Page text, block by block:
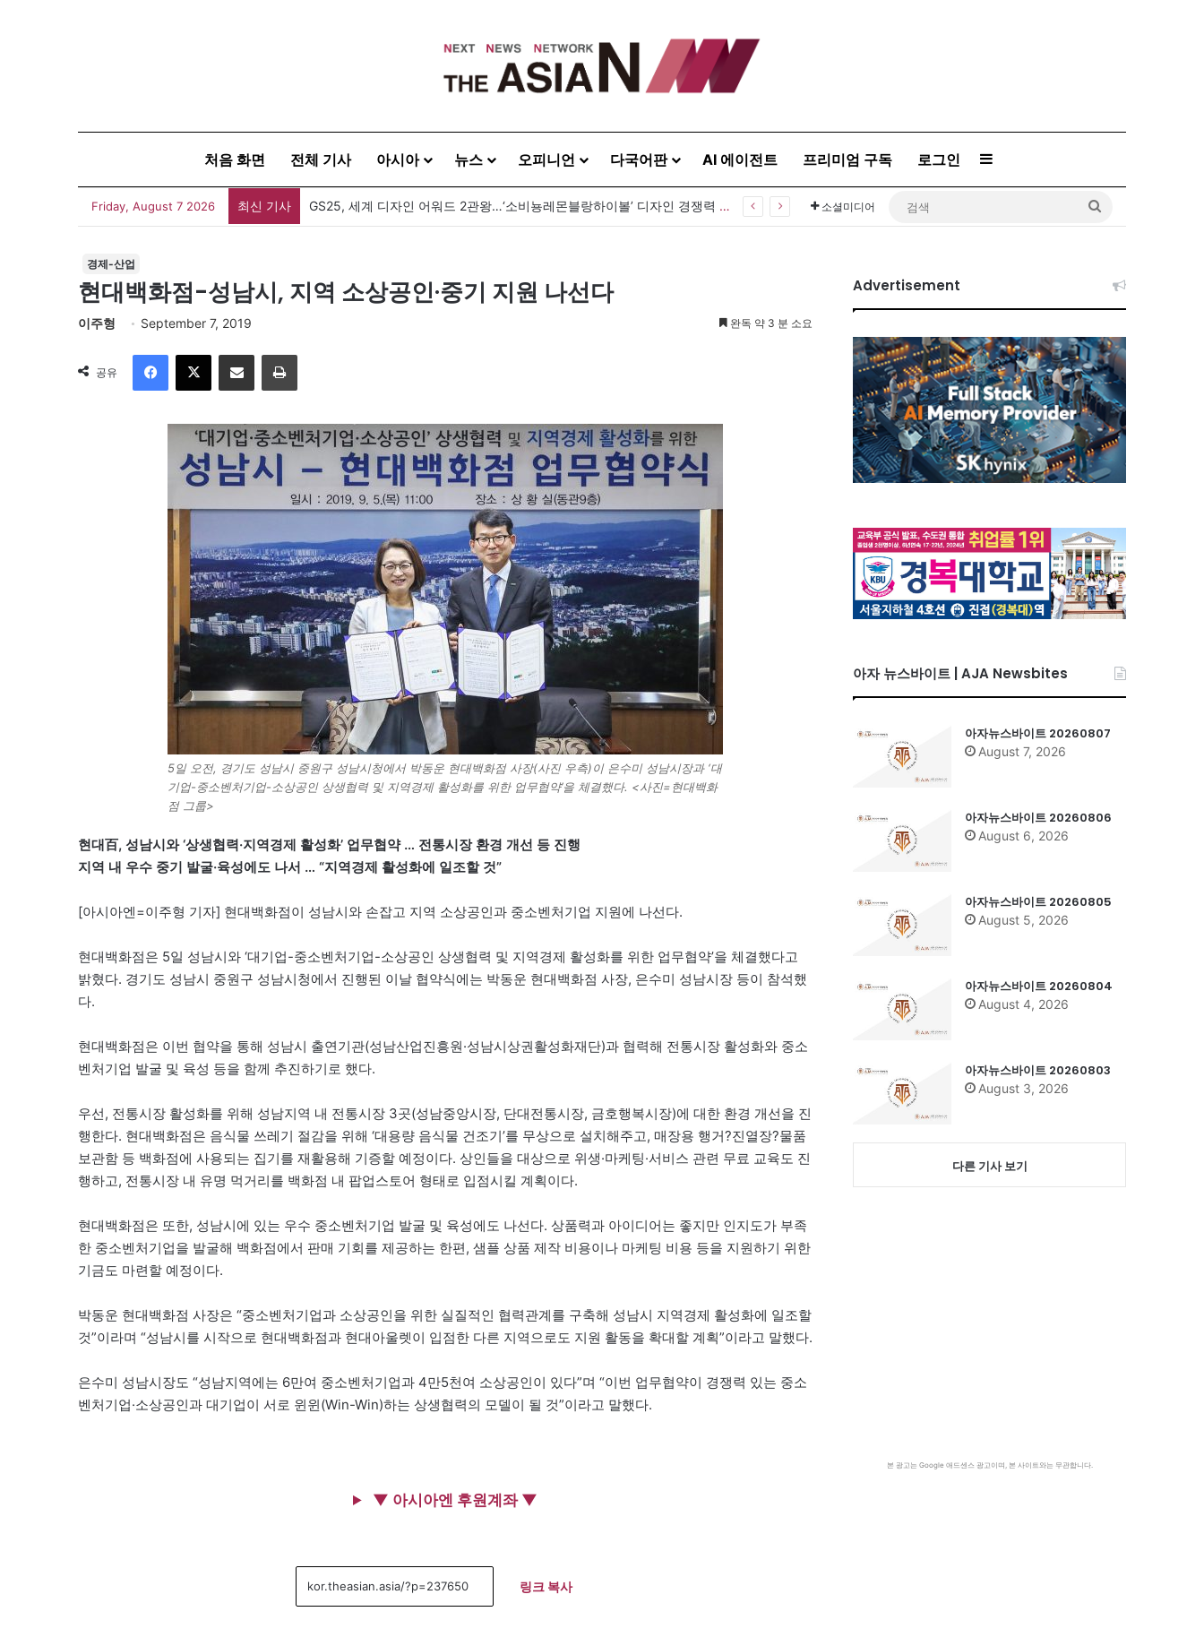
처음 화면 전체 기사 아시아 뉴스 오피니언 다국어판 AI 에이전트 프리미엄 구독 로그인 Sidebar
Friday, August 7 2026 최신 기사 서울시교육청, 9월 1일자 정기인사 단행…교장·교감 등 469명 발령 소셜미디어
경제-산업
현대백화점-성남시, 지역 소상공인·중기 지원 나선다
이주형 September 7, 2019 완독 약 3 분 소요
공유
이메일
5일 오전, 경기도 성남시 중원구 성남시청에서 박동운 현대백화점 사장(사진 우측)이 은수미 성남시장과 ‘대
기업-중소벤처기업-소상공인 상생협력 및 지역경제 활성화를 위한 업무협약’을 체결했다. <사진=현대백화
점 그룹>
현대百, 성남시와 ‘상생협력·지역경제 활성화’ 업무협약 … 전통시장 환경 개선 등 진행
지역 내 우수 중기 발굴·육성에도 나서 … “지역경제 활성화에 일조할 것”
[아시아엔=이주형 기자] 현대백화점이 성남시와 손잡고 지역 소상공인과 중소벤처기업 지원에 나선다.
현대백화점은 5일 성남시와 ‘대기업-중소벤처기업-소상공인 상생협력 및 지역경제 활성화를 위한 업무협약’을 체결했다고
밝혔다. 경기도 성남시 중원구 성남시청에서 진행된 이날 협약식에는 박동운 현대백화점 사장, 은수미 성남시장 등이 참석했
다.
현대백화점은 이번 협약을 통해 성남시 출연기관(성남산업진흥원·성남시상권활성화재단)과 협력해 전통시장 활성화와 중소
벤처기업 발굴 및 육성 등을 함께 추진하기로 했다.
우선, 전통시장 활성화를 위해 성남지역 내 전통시장 3곳(성남중앙시장, 단대전통시장, 금호행복시장)에 대한 환경 개선을 진
행한다. 현대백화점은 음식물 쓰레기 절감을 위해 ‘대용량 음식물 건조기’를 무상으로 설치해주고, 매장용 행거?진열장?물품
보관함 등 백화점에 사용되는 집기를 재활용해 기증할 예정이다. 상인들을 대상으로 위생·마케팅·서비스 관련 무료 교육도 진
행하고, 전통시장 내 유명 먹거리를 백화점 내 팝업스토어 형태로 입점시킬 계획이다.
현대백화점은 또한, 성남시에 있는 우수 중소벤처기업 발굴 및 육성에도 나선다. 상품력과 아이디어는 좋지만 인지도가 부족
한 중소벤처기업을 발굴해 백화점에서 판매 기회를 제공하는 한편, 샘플 상품 제작 비용이나 마케팅 비용 등을 지원하기 위한
기금도 마련할 예정이다.
박동운 현대백화점 사장은 “중소벤처기업과 소상공인을 위한 실질적인 협력관계를 구축해 성남시 지역경제 활성화에 일조할
것”이라며 “성남시를 시작으로 현대백화점과 현대아울렛이 입점한 다른 지역으로도 지원 활동을 확대할 계획”이라고 말했다.
은수미 성남시장도 “성남지역에는 6만여 중소벤처기업과 4만5천여 소상공인이 있다”며 “이번 업무협약이 경쟁력 있는 중소
벤처기업·소상공인과 대기업이 서로 윈윈(Win-Win)하는 상생협력의 모델이 될 것”이라고 말했다.
▼ 아시아엔 후원계좌 ▼
링크 복사
Advertisement
아자 뉴스바이트 | AJA Newsbites
아자뉴스바이트 20260807
August 7, 2026
아자뉴스바이트 20260806
August 6, 2026
아자뉴스바이트 20260805
August 5, 2026
아자뉴스바이트 20260804
August 4, 2026
아자뉴스바이트 20260803
August 3, 2026
다른 기사 보기
본 광고는 Google 애드센스 광고이며, 본 사이트와는 무관합니다.